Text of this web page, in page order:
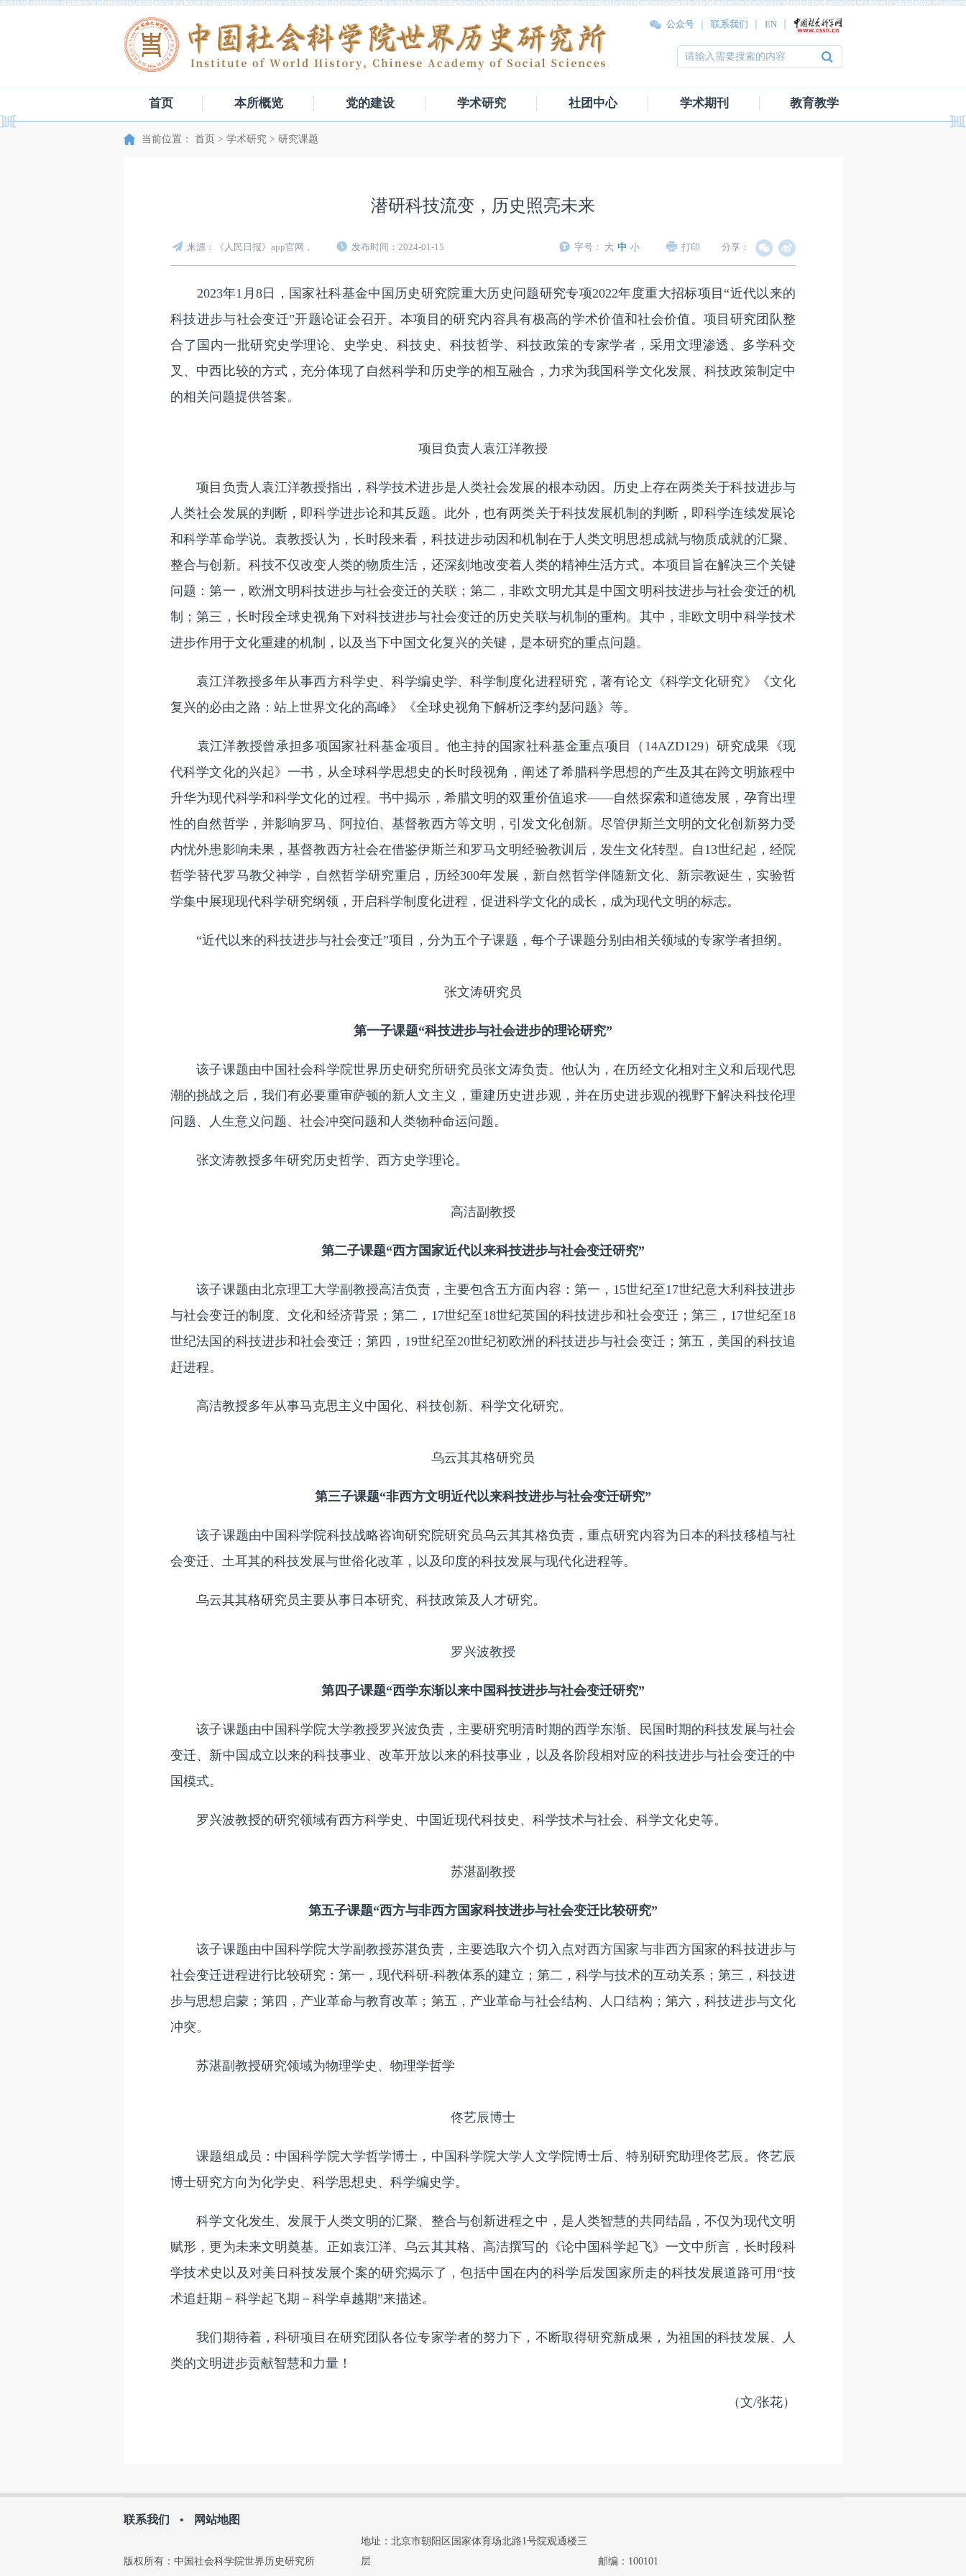
公众号 联系我们 EN
首页 本所概览 党的建设 学术研究 社团中心 学术期刊 教育教学
当前位置： 首页 > 学术研究 > 研究课题
潜研科技流变，历史照亮未来
来源：《人民日报》app官网， 发布时间：2024-01-15 字号： 大 中 小 打印 分享：
2023年1月8日，国家社科基金中国历史研究院重大历史问题研究专项2022年度重大招标项目“近代以来的
科技进步与社会变迁”开题论证会召开。本项目的研究内容具有极高的学术价值和社会价值。项目研究团队整
合了国内一批研究史学理论、史学史、科技史、科技哲学、科技政策的专家学者，采用文理渗透、多学科交
叉、中西比较的方式，充分体现了自然科学和历史学的相互融合，力求为我国科学文化发展、科技政策制定中
的相关问题提供答案。
项目负责人袁江洋教授
项目负责人袁江洋教授指出，科学技术进步是人类社会发展的根本动因。历史上存在两类关于科技进步与
人类社会发展的判断，即科学进步论和其反题。此外，也有两类关于科技发展机制的判断，即科学连续发展论
和科学革命学说。袁教授认为，长时段来看，科技进步动因和机制在于人类文明思想成就与物质成就的汇聚、
整合与创新。科技不仅改变人类的物质生活，还深刻地改变着人类的精神生活方式。本项目旨在解决三个关键
问题：第一，欧洲文明科技进步与社会变迁的关联；第二，非欧文明尤其是中国文明科技进步与社会变迁的机
制；第三，长时段全球史视角下对科技进步与社会变迁的历史关联与机制的重构。其中，非欧文明中科学技术
进步作用于文化重建的机制，以及当下中国文化复兴的关键，是本研究的重点问题。
袁江洋教授多年从事西方科学史、科学编史学、科学制度化进程研究，著有论文《科学文化研究》《文化
复兴的必由之路：站上世界文化的高峰》《全球史视角下解析泛李约瑟问题》等。
袁江洋教授曾承担多项国家社科基金项目。他主持的国家社科基金重点项目（14AZD129）研究成果《现
代科学文化的兴起》一书，从全球科学思想史的长时段视角，阐述了希腊科学思想的产生及其在跨文明旅程中
升华为现代科学和科学文化的过程。书中揭示，希腊文明的双重价值追求——自然探索和道德发展，孕育出理
性的自然哲学，并影响罗马、阿拉伯、基督教西方等文明，引发文化创新。尽管伊斯兰文明的文化创新努力受
内忧外患影响未果，基督教西方社会在借鉴伊斯兰和罗马文明经验教训后，发生文化转型。自13世纪起，经院
哲学替代罗马教父神学，自然哲学研究重启，历经300年发展，新自然哲学伴随新文化、新宗教诞生，实验哲
学集中展现现代科学研究纲领，开启科学制度化进程，促进科学文化的成长，成为现代文明的标志。
“近代以来的科技进步与社会变迁”项目，分为五个子课题，每个子课题分别由相关领域的专家学者担纲。
张文涛研究员
第一子课题“科技进步与社会进步的理论研究”
该子课题由中国社会科学院世界历史研究所研究员张文涛负责。他认为，在历经文化相对主义和后现代思
潮的挑战之后，我们有必要重审萨顿的新人文主义，重建历史进步观，并在历史进步观的视野下解决科技伦理
问题、人生意义问题、社会冲突问题和人类物种命运问题。
张文涛教授多年研究历史哲学、西方史学理论。
高洁副教授
第二子课题“西方国家近代以来科技进步与社会变迁研究”
该子课题由北京理工大学副教授高洁负责，主要包含五方面内容：第一，15世纪至17世纪意大利科技进步
与社会变迁的制度、文化和经济背景；第二，17世纪至18世纪英国的科技进步和社会变迁；第三，17世纪至18
世纪法国的科技进步和社会变迁；第四，19世纪至20世纪初欧洲的科技进步与社会变迁；第五，美国的科技追
赶进程。
高洁教授多年从事马克思主义中国化、科技创新、科学文化研究。
乌云其其格研究员
第三子课题“非西方文明近代以来科技进步与社会变迁研究”
该子课题由中国科学院科技战略咨询研究院研究员乌云其其格负责，重点研究内容为日本的科技移植与社
会变迁、土耳其的科技发展与世俗化改革，以及印度的科技发展与现代化进程等。
乌云其其格研究员主要从事日本研究、科技政策及人才研究。
罗兴波教授
第四子课题“西学东渐以来中国科技进步与社会变迁研究”
该子课题由中国科学院大学教授罗兴波负责，主要研究明清时期的西学东渐、民国时期的科技发展与社会
变迁、新中国成立以来的科技事业、改革开放以来的科技事业，以及各阶段相对应的科技进步与社会变迁的中
国模式。
罗兴波教授的研究领域有西方科学史、中国近现代科技史、科学技术与社会、科学文化史等。
苏湛副教授
第五子课题“西方与非西方国家科技进步与社会变迁比较研究”
该子课题由中国科学院大学副教授苏湛负责，主要选取六个切入点对西方国家与非西方国家的科技进步与
社会变迁进程进行比较研究：第一，现代科研-科教体系的建立；第二，科学与技术的互动关系；第三，科技进
步与思想启蒙；第四，产业革命与教育改革；第五，产业革命与社会结构、人口结构；第六，科技进步与文化
冲突。
苏湛副教授研究领域为物理学史、物理学哲学
佟艺辰博士
课题组成员：中国科学院大学哲学博士，中国科学院大学人文学院博士后、特别研究助理佟艺辰。佟艺辰
博士研究方向为化学史、科学思想史、科学编史学。
科学文化发生、发展于人类文明的汇聚、整合与创新进程之中，是人类智慧的共同结晶，不仅为现代文明
赋形，更为未来文明奠基。正如袁江洋、乌云其其格、高洁撰写的《论中国科学起飞》一文中所言，长时段科
学技术史以及对美日科技发展个案的研究揭示了，包括中国在内的科学后发国家所走的科技发展道路可用“技
术追赶期－科学起飞期－科学卓越期”来描述。
我们期待着，科研项目在研究团队各位专家学者的努力下，不断取得研究新成果，为祖国的科技发展、人
类的文明进步贡献智慧和力量！
（文/张花）
联系我们 • 网站地图
版权所有：中国社会科学院世界历史研究所
地址：北京市朝阳区国家体育场北路1号院观通楼三
层
邮编：100101